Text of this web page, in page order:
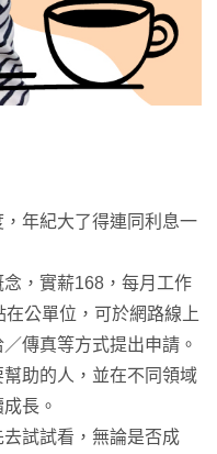
年紀大了得連同利息一
，實薪168，每月工作
公單位，可於網路線上
傳真等方式提出申請。
助的人，並在不同領域
長。
試試看，無論是否成